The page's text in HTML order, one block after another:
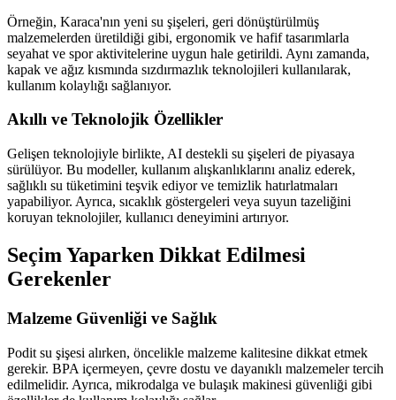
Örneğin, Karaca'nın yeni su şişeleri, geri dönüştürülmüş
malzemelerden üretildiği gibi, ergonomik ve hafif tasarımlarla
seyahat ve spor aktivitelerine uygun hale getirildi. Aynı zamanda,
kapak ve ağız kısmında sızdırmazlık teknolojileri kullanılarak,
kullanım kolaylığı sağlanıyor.
Akıllı ve Teknolojik Özellikler
Gelişen teknolojiyle birlikte, AI destekli su şişeleri de piyasaya
sürülüyor. Bu modeller, kullanım alışkanlıklarını analiz ederek,
sağlıklı su tüketimini teşvik ediyor ve temizlik hatırlatmaları
yapabiliyor. Ayrıca, sıcaklık göstergeleri veya suyun tazeliğini
koruyan teknolojiler, kullanıcı deneyimini artırıyor.
Seçim Yaparken Dikkat Edilmesi
Gerekenler
Malzeme Güvenliği ve Sağlık
Podit su şişesi alırken, öncelikle malzeme kalitesine dikkat etmek
gerekir. BPA içermeyen, çevre dostu ve dayanıklı malzemeler tercih
edilmelidir. Ayrıca, mikrodalga ve bulaşık makinesi güvenliği gibi